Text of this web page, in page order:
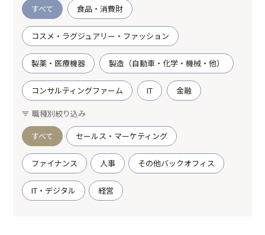
すべて
食品・消費財
コスメ・ラグジュアリー・ファッション
製薬・医療機器 製造（自動車・化学・機械・他）
コンサルティングファーム IT 金融
職種別絞り込み
すべて
セールス・マーケティング
ファイナンス 人事 その他バックオフィス
IT・デジタル 経営